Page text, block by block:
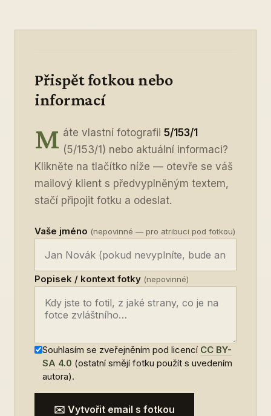
Přispět fotkou nebo
informací
M áte vlastní fotografii 5/153/1
(5/153/1) nebo aktuální informaci?
Klikněte na tlačítko níže — otevře se váš
mailový klient s předvyplněným textem,
stačí připojit fotku a odeslat.
Vaše jméno (nepovinné — pro atribuci pod fotkou)
Popisek / kontext fotky (nepovinné)
Souhlasím se zveřejněním pod licencí CC BY-
SA 4.0 (ostatní smějí fotku použít s uvedením
autora).
✉️ Vytvořit email s fotkou